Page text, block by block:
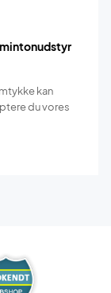
kan
du vores